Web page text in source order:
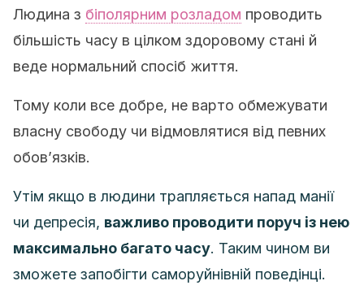
Людина з біполярним розладом проводить
більшість часу в цілком здоровому стані й
веде нормальний спосіб життя.
Тому коли все добре, не варто обмежувати
власну свободу чи відмовлятися від певних
обов’язків.
Утім якщо в людини трапляється напад манії
чи депресія, важливо проводити поруч із нею
максимально багато часу. Таким чином ви
зможете запобігти саморуйнівній поведінці.